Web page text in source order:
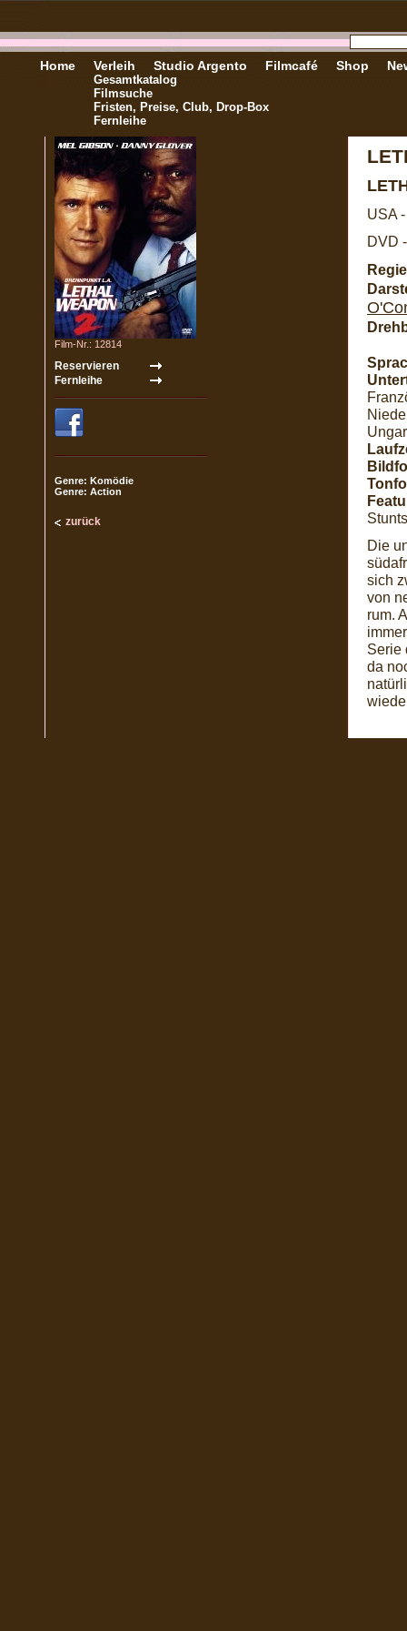
Home Verleih
Gesamtkatalog
Filmsuche
Fristen, Preise, Club, Drop-Box
Fernleihe
Studio Argento Filmcafé Shop
Film-Nr.: 12814
Genre: Komödie
Genre: Action
zurück
USA
DVD
Die
sich
von
rum.
Serie
da